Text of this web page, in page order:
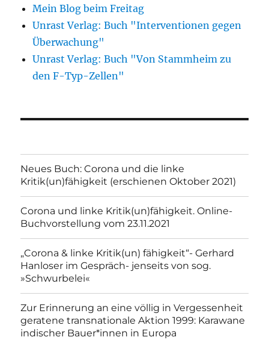
Mein Blog beim Freitag
Unrast Verlag: Buch "Interventionen gegen
Überwachung"
Unrast Verlag: Buch "Von Stammheim zu
den F-Typ-Zellen"
Neues Buch: Corona und die linke
Kritik(un)fähigkeit (erschienen Oktober 2021)
Corona und linke Kritik(un)fähigkeit. Online-
Buchvorstellung vom 23.11.2021
„Corona & linke Kritik(un) fähigkeit“- Gerhard
Hanloser im Gespräch- jenseits von sog.
»Schwurbelei«
Zur Erinnerung an eine völlig in Vergessenheit
geratene transnationale Aktion 1999: Karawane
indischer Bauer*innen in Europa